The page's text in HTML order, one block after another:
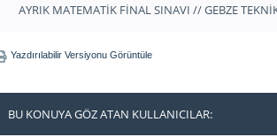
AYRIK MATEMATİK FİNAL SINAVI // GEBZE
Yazdırılabilir Versiyonu Görüntüle
BU KONUYA GÖZ ATAN KULLANICILAR: